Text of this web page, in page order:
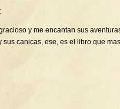
y me encantan sus
canicas, ese, es el libro que